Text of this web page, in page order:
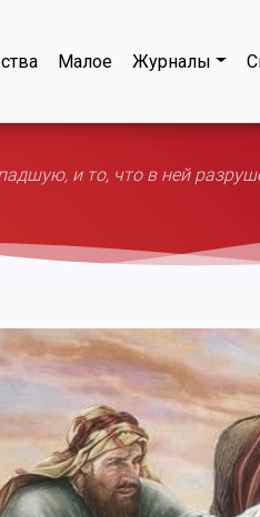
Малое Журналы
и то, что в ней